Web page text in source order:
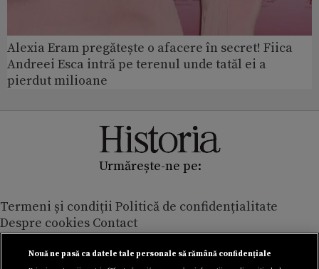
Alexia Eram pregătește o afacere în secret! Fiica
Andreei Esca intră pe terenul unde tatăl ei a
pierdut milioane
Urmărește-ne pe:
Termeni și condiții Politică de confidențialitate
Despre cookies Contact
Modifică preferințe pentru confidențialitate
© Toate drepturile rezervate Adevarul Holding 2026
Nouă ne pasă ca datele tale personale să rămână confidențiale